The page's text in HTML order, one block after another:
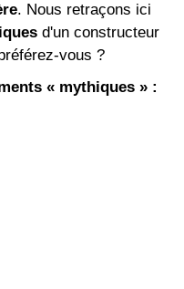
. Nous retraçons ici
d'un constructeur
vous ?
« mythiques » :